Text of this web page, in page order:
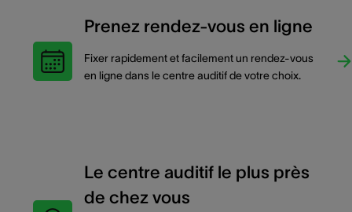
Prenez rendez-vous en ligne
Fixer rapidement et facilement un rendez-vous
en ligne dans le centre auditif de votre choix.
Le centre auditif le plus près
de chez vous